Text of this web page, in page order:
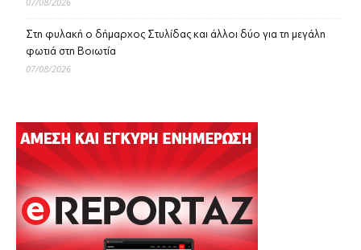
Στη φυλακή ο δήμαρχος Στυλίδας και άλλοι δύο για τη μεγάλη
φωτιά στη Βοιωτία
07/08/2026